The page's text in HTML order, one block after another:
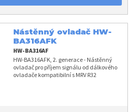
Nástěnný ovladač HW-
BA316AFK
HW-BA316AF
HW-BA316AFK, 2. generace - Nástěnný
ovladač pro příjem signálu od dálkového
ovladače kompatibilní s MRV R32